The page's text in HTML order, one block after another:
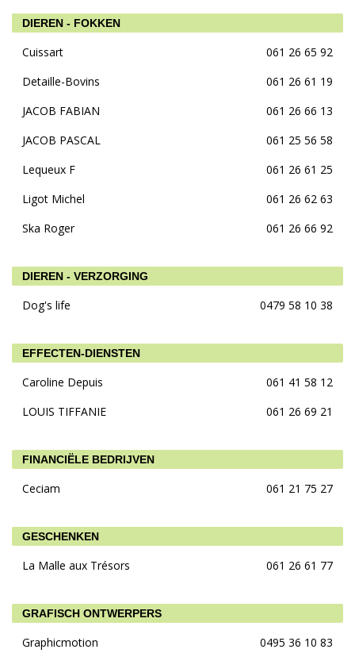
DIEREN - FOKKEN
Cuissart
061 26 65 92
Detaille-Bovins
061 26 61 19
JACOB FABIAN
061 26 66 13
JACOB PASCAL
061 25 56 58
Lequeux F
061 26 61 25
Ligot Michel
061 26 62 63
Ska Roger
061 26 66 92
DIEREN - VERZORGING
Dog's life 0479 58 10 38
EFFECTEN-DIENSTEN
Caroline Depuis
061 41 58 12
LOUIS TIFFANIE
061 26 69 21
FINANCIËLE BEDRIJVEN
Ceciam 061 21 75 27
GESCHENKEN
La Malle aux Trésors 061 26 61 77
GRAFISCH ONTWERPERS
Graphicmotion 0495 36 10 83